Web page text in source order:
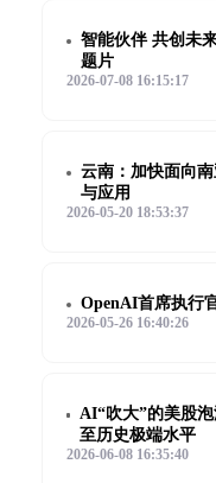
智能伙伴 共创未
题片
2026-07-08 16:15:17
云南：加快面向
与应用
2026-05-20 18:53:37
OpenAI首席执行
2026-05-26 16:40:26
AI“吹大”的美股
至历史极端水平
2026-06-08 16:35:40